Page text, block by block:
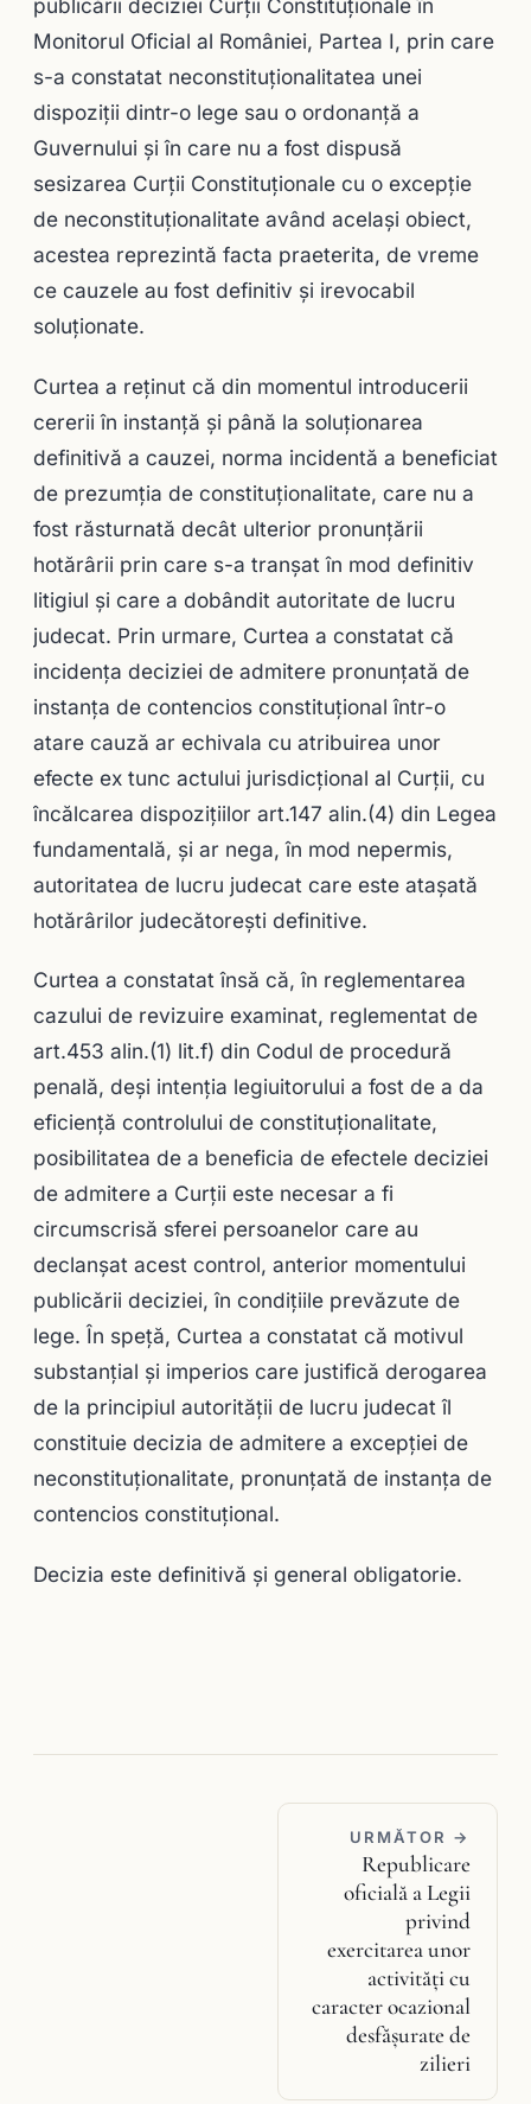
publicării deciziei Curții Constituționale în
Monitorul Oficial al României, Partea I, prin care
s-a constatat neconstituţionalitatea unei
dispoziţii dintr-o lege sau o ordonanță a
Guvernului și în care nu a fost dispusă
sesizarea Curții Constituționale cu o excepție
de neconstituţionalitate având acelaşi obiect,
acestea reprezintă facta praeterita, de vreme
ce cauzele au fost definitiv și irevocabil
soluționate.
Curtea a reținut că din momentul introducerii
cererii în instanță și până la soluționarea
definitivă a cauzei, norma incidentă a beneficiat
de prezumția de constituționalitate, care nu a
fost răsturnată decât ulterior pronunțării
hotărârii prin care s-a tranșat în mod definitiv
litigiul şi care a dobândit autoritate de lucru
judecat. Prin urmare, Curtea a constatat că
incidența deciziei de admitere pronunţată de
instanța de contencios constituțional într-o
atare cauză ar echivala cu atribuirea unor
efecte ex tunc actului jurisdicțional al Curții, cu
încălcarea dispozițiilor art.147 alin.(4) din Legea
fundamentală, și ar nega, în mod nepermis,
autoritatea de lucru judecat care este atașată
hotărârilor judecătorești definitive.
Curtea a constatat însă că, în reglementarea
cazului de revizuire examinat, reglementat de
art.453 alin.(1) lit.f) din Codul de procedură
penală, deși intenția legiuitorului a fost de a da
eficiență controlului de constituționalitate,
posibilitatea de a beneficia de efectele deciziei
de admitere a Curții este necesar a fi
circumscrisă sferei persoanelor care au
declanșat acest control, anterior momentului
publicării deciziei, în condițiile prevăzute de
lege. În speță, Curtea a constatat că motivul
substanțial și imperios care justifică derogarea
de la principiul autorității de lucru judecat îl
constituie decizia de admitere a excepției de
neconstituționalitate, pronunțată de instanța de
contencios constituțional.
Decizia este definitivă și general obligatorie.
URMĂTOR →
Republicare
oficială a Legii
privind
exercitarea unor
activităţi cu
caracter ocazional
desfăşurate de
zilieri